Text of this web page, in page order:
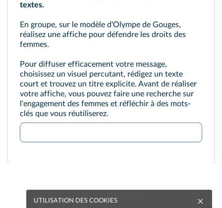
textes.
En groupe, sur le modèle d'Olympe de Gouges,
réalisez une affiche pour défendre les droits des
femmes.
Pour diffuser efficacement votre message,
choisissez un visuel percutant, rédigez un texte
court et trouvez un titre explicite. Avant de réaliser
votre affiche, vous pouvez faire une recherche sur
l'engagement des femmes et réfléchir à des mots-
clés que vous réutiliserez.
UTILISATION DES COOKIES